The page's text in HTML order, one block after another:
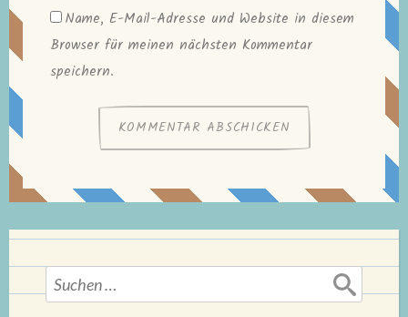
Name, E-Mail-Adresse und Website in diesem
Browser für meinen nächsten Kommentar
speichern.
Suchen
nach: